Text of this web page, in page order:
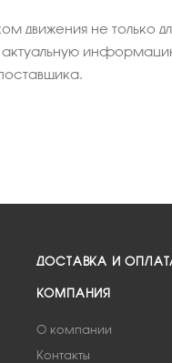
движения не
актуальную
ДОСТАВКА И
КОМПАНИЯ
О компании
Контакты